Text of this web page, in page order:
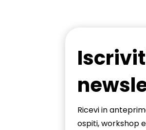
Ricevi in
ospiti, workshop